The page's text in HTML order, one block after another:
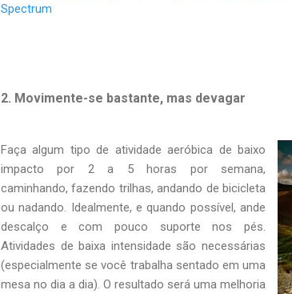
Spectrum
2. Movimente-se bastante, mas devagar
Faça algum tipo de atividade aeróbica de baixo
impacto por 2 a 5 horas por semana,
caminhando, fazendo trilhas, andando de bicicleta
ou nadando. Idealmente, e quando possível, ande
descalço e com pouco suporte nos pés.
Atividades de baixa intensidade são necessárias
(especialmente se você trabalha sentado em uma
mesa no dia a dia). O resultado será uma melhoria